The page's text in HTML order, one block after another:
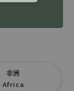
非洲
Africa
巨作